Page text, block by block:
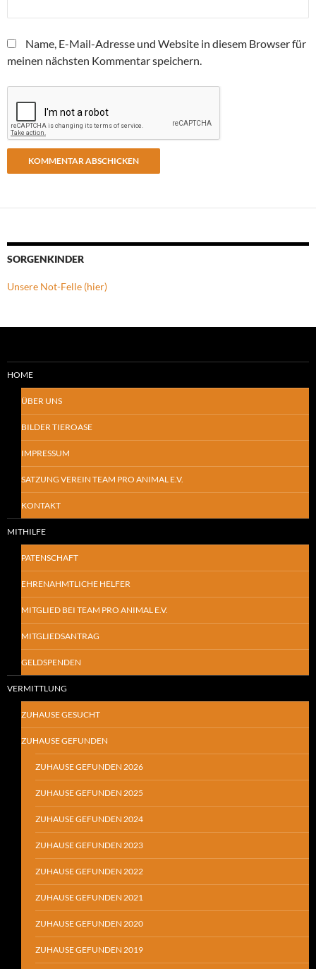
Name, E-Mail-Adresse und Website in diesem Browser für
meinen nächsten Kommentar speichern.
SORGENKINDER
Unsere Not-Felle (hier)
HOME
ÜBER UNS
BILDER TIEROASE
IMPRESSUM
SATZUNG VEREIN TEAM PRO ANIMAL E.V.
KONTAKT
MITHILFE
PATENSCHAFT
EHRENAHMTLICHE HELFER
MITGLIED BEI TEAM PRO ANIMAL E.V.
MITGLIEDSANTRAG
GELDSPENDEN
VERMITTLUNG
ZUHAUSE GESUCHT
ZUHAUSE GEFUNDEN
ZUHAUSE GEFUNDEN 2026
ZUHAUSE GEFUNDEN 2025
ZUHAUSE GEFUNDEN 2024
ZUHAUSE GEFUNDEN 2023
ZUHAUSE GEFUNDEN 2022
ZUHAUSE GEFUNDEN 2021
ZUHAUSE GEFUNDEN 2020
ZUHAUSE GEFUNDEN 2019